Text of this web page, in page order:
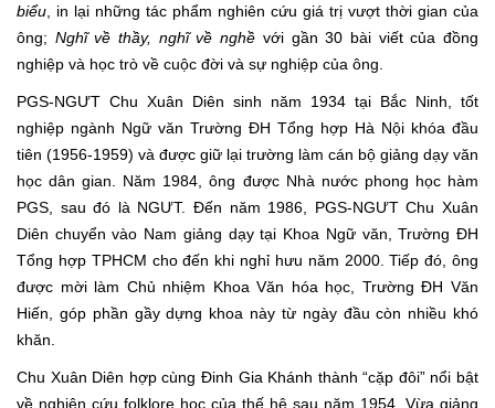
biểu , in lại những tác phẩm nghiên cứu giá trị vượt thời gian của
ông; Nghĩ về thầy, nghĩ về nghề với gần 30 bài viết của đồng
nghiệp và học trò về cuộc đời và sự nghiệp của ông.
PGS-NGƯT Chu Xuân Diên sinh năm 1934 tại Bắc Ninh, tốt
nghiệp ngành Ngữ văn Trường ĐH Tổng hợp Hà Nội khóa đầu
tiên (1956-1959) và được giữ lại trường làm cán bộ giảng dạy văn
học dân gian. Năm 1984, ông được Nhà nước phong học hàm
PGS, sau đó là NGƯT. Đến năm 1986, PGS-NGƯT Chu Xuân
Diên chuyển vào Nam giảng dạy tại Khoa Ngữ văn, Trường ĐH
Tổng hợp TPHCM cho đến khi nghỉ hưu năm 2000. Tiếp đó, ông
được mời làm Chủ nhiệm Khoa Văn hóa học, Trường ĐH Văn
Hiến, góp phần gầy dựng khoa này từ ngày đầu còn nhiều khó
khăn.
Chu Xuân Diên hợp cùng Đinh Gia Khánh thành “cặp đôi” nổi bật
về nghiên cứu folklore học của thế hệ sau năm 1954. Vừa giảng